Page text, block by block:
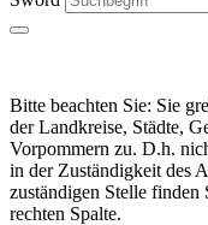
Bitte beachten Sie: Sie
der Landkreise, Städte,
Vorpommern zu. D.h.
in der Zuständigkeit des
zuständigen Stelle finden
rechten Spalte.